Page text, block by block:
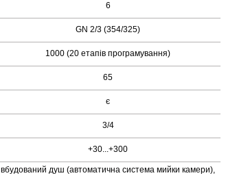
6
GN 2/3 (354/325)
1000 (20 етапів програмування)
65
є
3/4
+30...+300
вбудований душ (автоматична система мийки камери),